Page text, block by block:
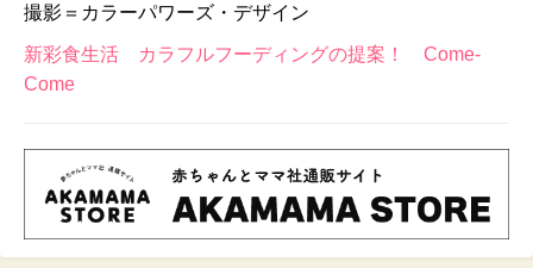
撮影＝カラーパワーズ・デザイン
新彩食生活 カラフルフーディングの提案！ Come-
Come